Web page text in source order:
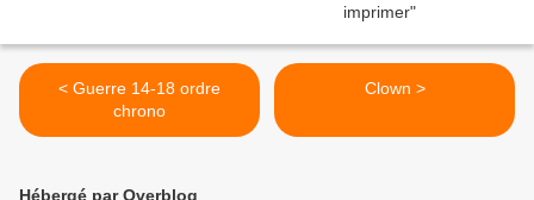
< Guerre 14-18 ordre
chrono
Clown >
Hébergé par Overblog